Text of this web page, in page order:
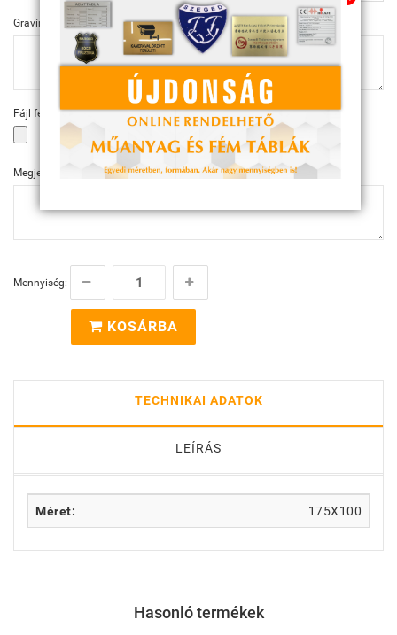
Gravírozás szövege
Fájl feltöltése
Megjegyzés
Mennyiség:
KOSÁRBA
TECHNIKAI ADATOK
LEÍRÁS
Méret: 175X100
Hasonló termékek